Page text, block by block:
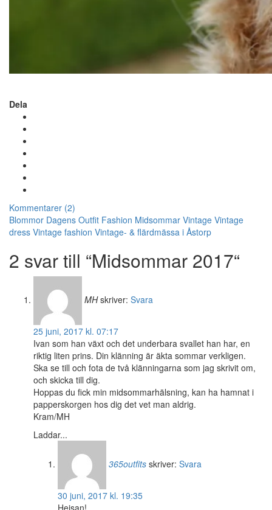
Dela
Kommentarer (2)
Blommor Dagens Outfit Fashion Midsommar Vintage Vintage
dress Vintage fashion Vintage- & flärdmässa i Åstorp
2 svar till “Midsommar 2017“
MH skriver: Svara
25 juni, 2017 kl. 07:17
Ivan som han växt och det underbara svallet han har, en
riktig liten prins. Din klänning är äkta sommar verkligen.
Ska se till och fota de två klänningarna som jag skrivit om,
och skicka till dig.
Hoppas du fick min midsommarhälsning, kan ha hamnat i
papperskorgen hos dig det vet man aldrig.
Kram/MH
Laddar...
365outfits skriver: Svara
30 juni, 2017 kl. 19:35
Hejsan!